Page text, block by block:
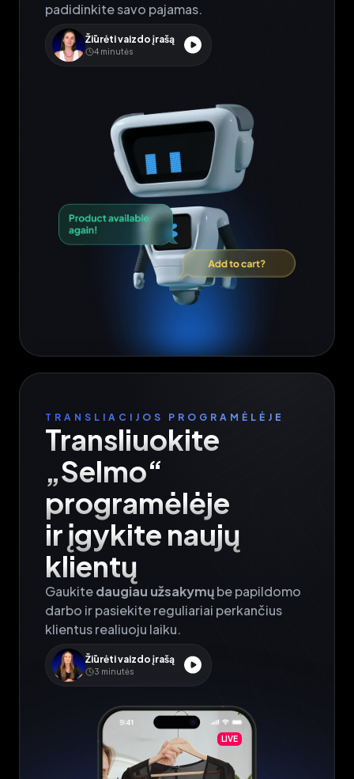
padidinkite savo pajamas.
Žiūrėti vaizdo įrašą
4 minutės
TRANSLIACIJOS PROGRAMĖLĖJE
Transliuokite
„Selmo“
programėlėje
ir įgykite naujų
klientų
Gaukite daugiau užsakymų be papildomo
darbo ir pasiekite reguliariai perkančius
klientus realiuoju laiku.
Žiūrėti vaizdo įrašą
3 minutės
LIVE